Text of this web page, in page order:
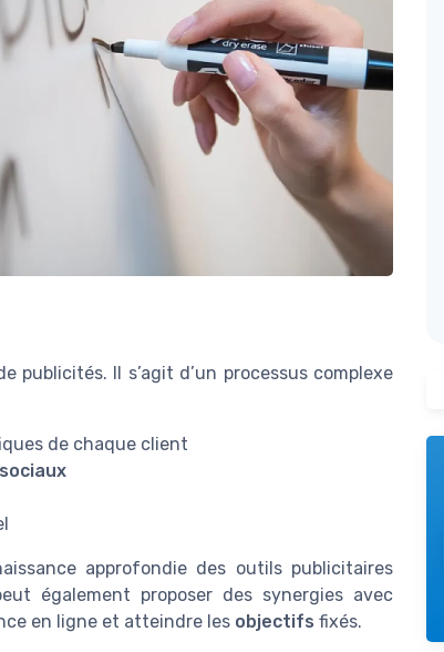
publicités. Il s’agit d’un processus complexe
de chaque client
approfondie des outils publicitaires
également proposer des synergies avec
en ligne et atteindre les objectifs fixés.